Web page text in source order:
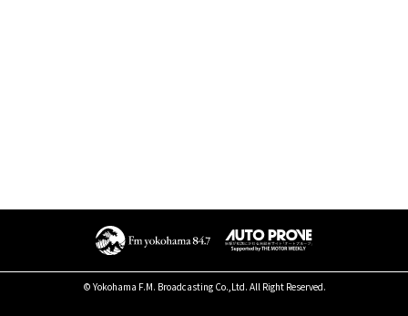
© Yokohama F.M. Broadcasting Co.,Ltd. All Right Reserved.